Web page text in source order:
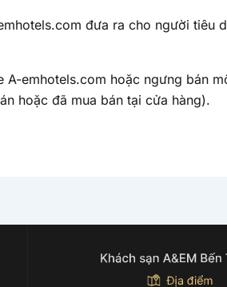
đưa ra cho người tiêu
emhotels.com hoặc ngưng bán
hoặc đã mua bán tại cửa hàng).